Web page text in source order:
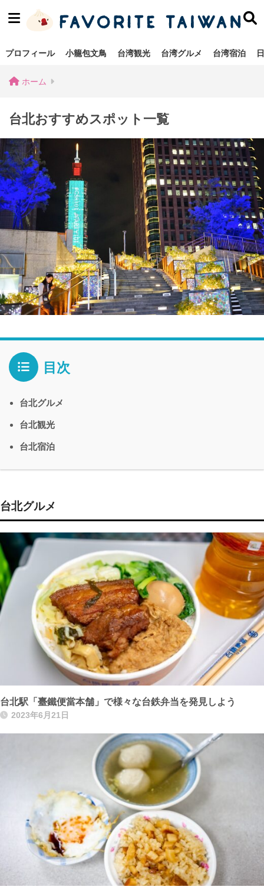
プロフィール 小籠包文鳥 台湾観光 台湾グルメ 台湾宿泊
ホーム
台北おすすめスポット一覧
目次
台北グルメ
台北観光
台北宿泊
台北グルメ
台北駅「臺鐵便當本舗」で様々な台鉄弁当を発見しよう
2023年6月21日